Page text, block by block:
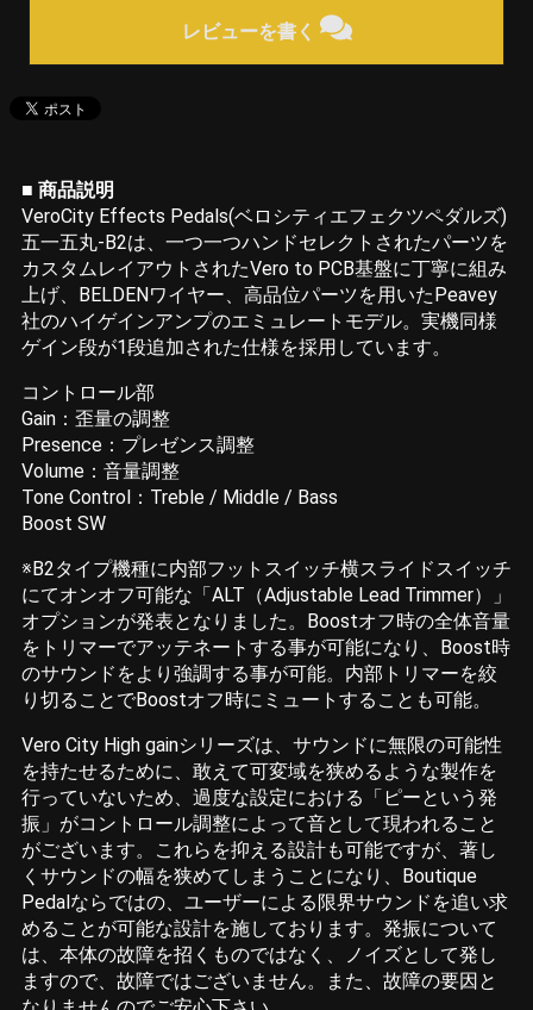
レビューを書く
■ 商品説明
VeroCity Effects Pedals(ベロシティエフェクツペダルズ)
五一五丸-B2は、一つ一つハンドセレクトされたパーツを
カスタムレイアウトされたVero to PCB基盤に丁寧に組み
上げ、BELDENワイヤー、高品位パーツを用いたPeavey
社のハイゲインアンプのエミュレートモデル。実機同様
ゲイン段が1段追加された仕様を採用しています。
コントロール部
Gain：歪量の調整
Presence：プレゼンス調整
Volume：音量調整
Tone Control：Treble / Middle / Bass
Boost SW
※B2タイプ機種に内部フットスイッチ横スライドスイッチ
にてオンオフ可能な「ALT（Adjustable Lead Trimmer）」
オプションが発表となりました。Boostオフ時の全体音量
をトリマーでアッテネートする事が可能になり、Boost時
のサウンドをより強調する事が可能。内部トリマーを絞
り切ることでBoostオフ時にミュートすることも可能。
Vero City High gainシリーズは、サウンドに無限の可能性
を持たせるために、敢えて可変域を狭めるような製作を
行っていないため、過度な設定における「ピーという発
振」がコントロール調整によって音として現われること
がございます。これらを抑える設計も可能ですが、著し
くサウンドの幅を狭めてしまうことになり、Boutique
Pedalならではの、ユーザーによる限界サウンドを追い求
めることが可能な設計を施しております。発振について
は、本体の故障を招くものではなく、ノイズとして発し
ますので、故障ではございません。また、故障の要因と